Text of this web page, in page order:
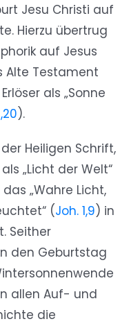
Jesu Christi auf
Hierzu übertrug
auf Jesus
Alte Testament
als „Sonne
).
Heiligen Schrift,
„Licht der Welt“
„Wahre Licht,
(Joh. 1,9) in
Seither
den Geburtstag
allen Auf- und
die